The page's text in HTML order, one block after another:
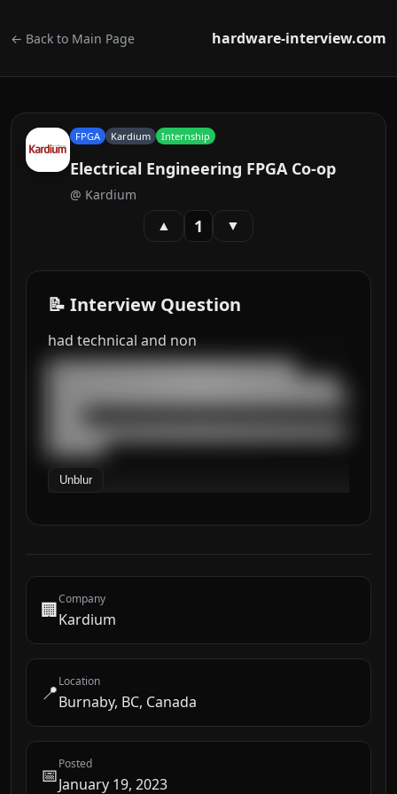
← Back to Main Page hardware-interview.com
FPGA Kardium Internship
Electrical Engineering FPGA Co-op
@ Kardium
▲ 1 ▼
📝 Interview Question
had technical and non
███████████████████████████████████
█████████████████████████████████████████
██████████████████████████████████████████
████████
Unblur
🏢Company
Kardium
📍Location
Burnaby, BC, Canada
📅Posted
January 19, 2023